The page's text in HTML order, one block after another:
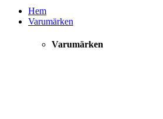
Hem
Varumärken
Varumärken